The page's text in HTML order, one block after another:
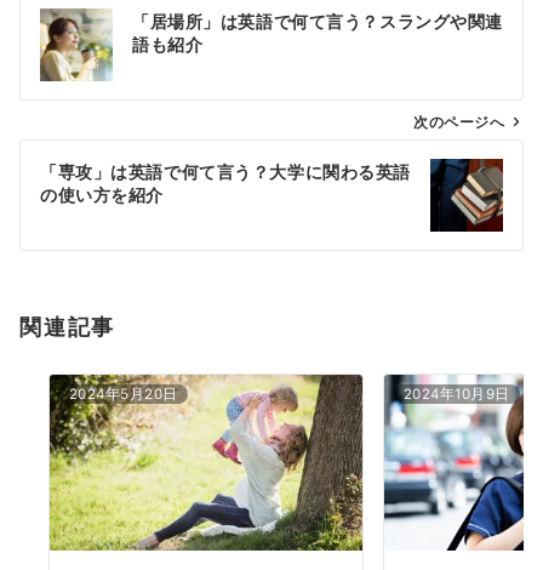
ビ
ン
「居場所」は英語で何て言う？スラングや関連
語も紹介
次のページへ
「専攻」は英語で何て言う？大学に関わる英語
の使い方を紹介
関連記事
2024年5月20日 2024年10月9日